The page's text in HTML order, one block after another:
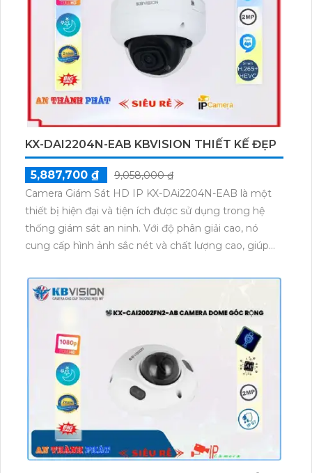
KX-DAI2204N-EAB KBVISION THIẾT KẾ ĐẸP
5,887,700 ₫
9,058,000 ₫
Camera Giám Sát HD IP KX-DAi2204N-EAB là một
thiết bị hiện đại và tiện ích được sử dụng trong hệ
thống giám sát an ninh. Với độ phân giải cao, nó
cung cấp hình ảnh sắc nét và chất lượng cao, giúp
khiển từ xa và tính năng ghi hình theo định lịch giúp
bạn dễ dàng quản lý và kiểm soát từ xa. Được thiết
kế nhỏ gọn, dễ dàng lắp đặt và sử dụng, Camera
Giám Sát HD IP KX-DAi2204N-EAB là một lựa chọn
tuyệt vời cho hệ thống giám sát an ninh của bạn.